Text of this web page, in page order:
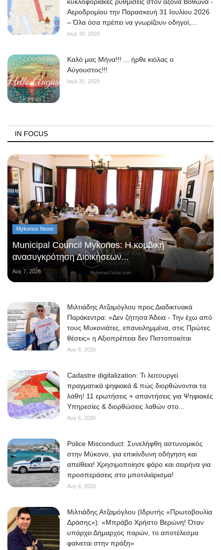
Αεροδρομίου την Παρασκευή 31 Ιουλίου 2026
– Όλα όσα πρέπει να γνωρίζουν οδηγοί,...
Ιουλ 30, 2026
Kαλό μας Μήνα!!! ... ήρθε κιόλας ο
Αύγουστος!!!
Ιουλ 31, 2020
IN FOCUS
Mykonos News
Municipal Council Mykonos: Η κομβική
ανασυγκρότηση Διοικήσεων...
Αυγ 7, 2026
Μιλτιάδης Ατζαμόγλου προς Διαδικτυακά
Παράκεντρα: «Δεν ζήτησα Άδεια - Την έχω από
τους Μυκονιάτες, επανειλημμένα, στις Πρώτες
θέσεις» η Αξιοπρέπεια δεν Πιστοποιείται
Αυγ 6, 2026
Cadastre digitalization: Τι λειτουργεί
πραγματικά ψηφιακά & πώς διορθώνονται τα
λάθη! 11 ερωτήσεις + απαντήσεις για Ψηφιακές
Υπηρεσίες & διορθώσεις λαθών στο...
Αυγ 6, 2026
Police Misconduct: Συνελήφθη αστυνομικός
στην Μύκονο, για επικίνδυνη οδήγηση και
απείθεια! Χρησιμοποίησε φάρο και σειρήνα για
προσπεράσεις στο μποτιλιάρισμα!
Αυγ 6, 2026
Μιλτιάδης Ατζαμόγλου (Ιδρυτής «Πρωτοβουλία
Δράσης»): «Μπράβο Χρήστο Βερώνη! Όταν
υπάρχει Δήμαρχος παρών, το αποτέλεσμα
φαίνεται στην πράξη»